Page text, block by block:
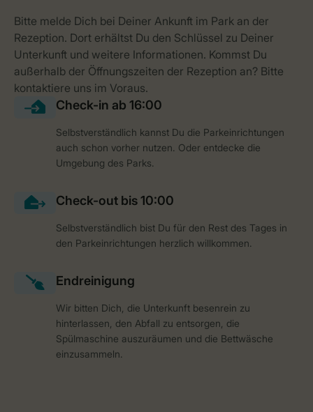
Selbstverständlich kannst Du die Parkeinrichtungen
auch schon vorher nutzen. Oder entdecke die
Umgebung des Parks.
Selbstverständlich bist Du für den Rest des Tages in
den Parkeinrichtungen herzlich willkommen.
Wir bitten Dich, die Unterkunft besenrein zu
hinterlassen, den Abfall zu entsorgen, die
Spülmaschine auszuräumen und die Bettwäsche
einzusammeln.